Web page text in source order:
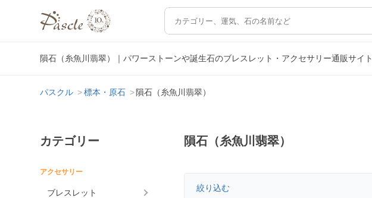
隕石（糸魚川翡翠）｜パワーストーンや誕生石のブレスレット・アクセサリー通販サイト
パスクル 標本・原石 隕石（糸魚川翡翠）
カテゴリー
アクセサリー
ブレスレット
隕石（糸魚川翡翠）
絞り込む